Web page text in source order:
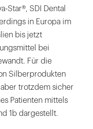
Star®, SDI Dental
in Europa im
bis jetzt
bei
Für die
Silberprodukten
aber trotzdem sicher
Patienten mittels
1b dargestellt.